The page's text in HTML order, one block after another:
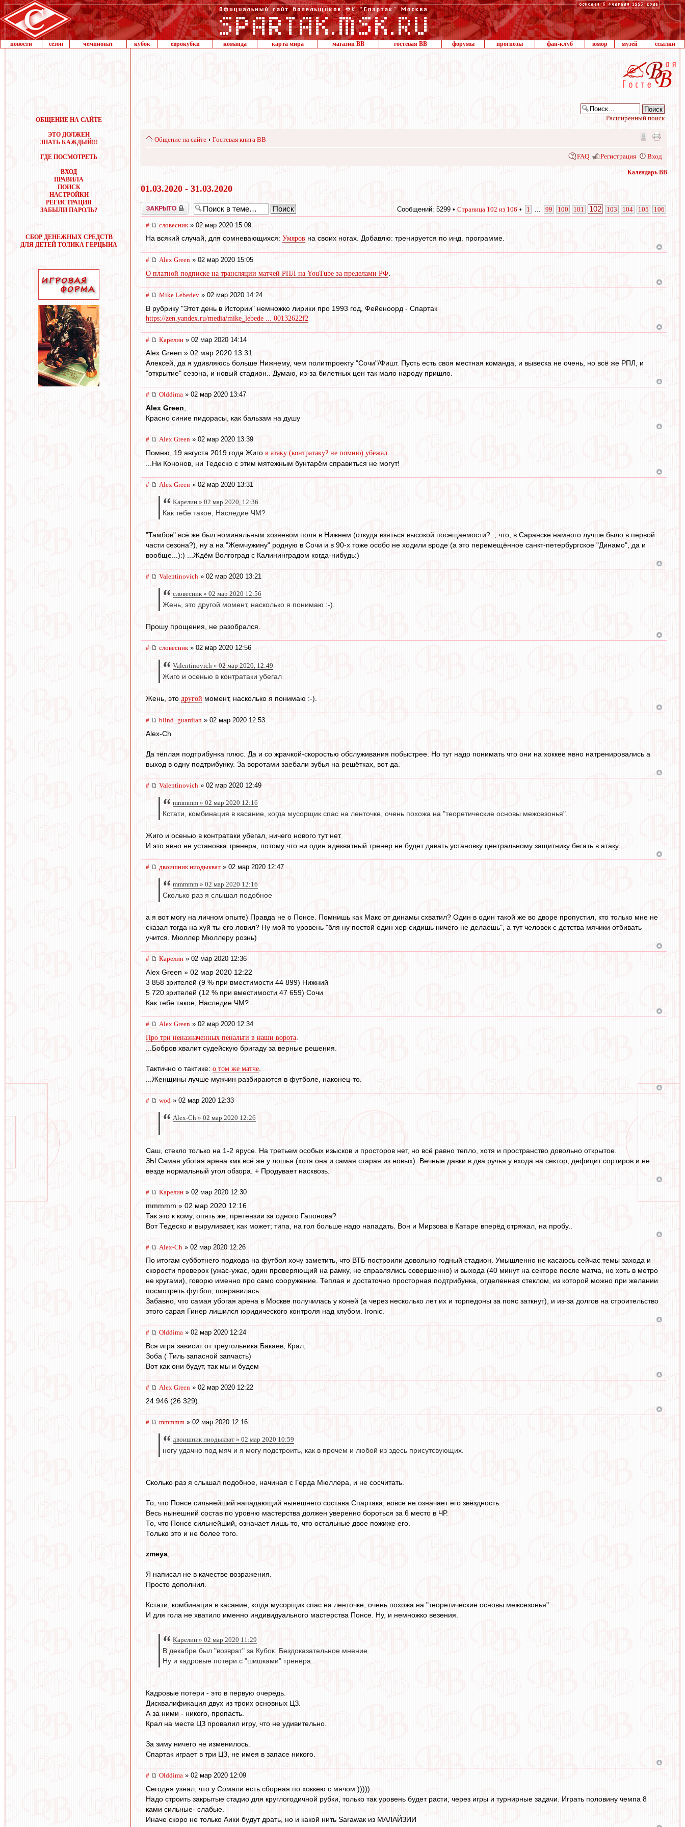
новости сезон чемпионат кубок еврокубки команда карта мира магазин ВВ гостевая ВВ форумы прогнозы фан-клуб юмор музей ссылки
ОБЩЕНИЕ НА САЙТЕ
ЭТО ДОЛЖЕН
ЗНАТЬ КАЖДЫЙ!!!
ГДЕ ПОСМОТРЕТЬ
ВХОД
ПРАВИЛА
ПОИСК
НАСТРОЙКИ
РЕГИСТРАЦИЯ
ЗАБЫЛИ ПАРОЛЬ?
СБОР ДЕНЕЖНЫХ СРЕДСТВ
ДЛЯ ДЕТЕЙ ТОЛИКА ГЕРЦЫНА
Расширенный поиск
Общение на сайте ‹ Гостевая книга ВВ
FAQ Регистрация Вход
Календарь ВВ
01.03.2020 - 31.03.2020
Закрыто Сообщений: 5299 • Страница 102 из 106 • 1 99 100 101 102 103 104 105 106
# словесник » 02 мар 2020 15:09
На всякий случай, для сомневающихся: Умяров на своих ногах. Добавлю: тренируется по инд. программе.
# Alex Green » 02 мар 2020 15:05
О платной подписке на трансляции матчей РПЛ на YouTube за пределами РФ
# Mike Lebedev » 02 мар 2020 14:24
В рубрику "Этот день в Истории" немножко лирики про 1993 год, Фейеноорд - Спартак
https://zen.yandex.ru/media/mike_lebede ... 00132622f2
# Карелин » 02 мар 2020 14:14
Alex Green » 02 мар 2020 13:31
Алексей, да я удивляюсь больше Нижнему, чем политпроекту "Сочи"/Фишт. Пусть есть своя местная команда, и вывеска не очень, но всё же РПЛ, и
"открытие" сезона, и новый стадион.. Думаю, из-за билетных цен так мало народу пришло.
# Olddima » 02 мар 2020 13:47
Alex Green
Красно синие пидорасы, как бальзам на душу
# Alex Green » 02 мар 2020 13:39
Помню, 19 августа 2019 года Жиго в атаку (контратаку? не помню) убежал
...Ни Кононов, ни Тедеско с этим мятежным бунтарём справиться не могут!
# Alex Green » 02 мар 2020 13:31
Карелин » 02 мар 2020, 12:36
Как тебе такое, Наследие ЧМ?
"Тамбов" всё же был номинальным хозяевом поля в Нижнем (откуда взяться высокой посещаемости?..; что, в Саранске намного лучше было в первой
части сезона?), ну а на "Жемчужину" родную в Сочи и в 90-х тоже особо не ходили вроде (а это перемещённое санкт-петербургское "Динамо", да и
вообще...):) ...Ждём Волгоград с Калининградом когда-нибудь:)
# Valentinovich » 02 мар 2020 13:21
словесник » 02 мар 2020 12:56
Жень, это другой момент, насколько я понимаю :-).
Прошу прощения, не разобрался.
# словесник» 02 мар 2020 12:56
Valentinovich » 02 мар 2020, 12:49
Жиго и осенью в контратаки убегал
Жень, это другой момент, насколько я понимаю :-).
# blind_guardian » 02 мар 2020 12:53
Alex-Ch
Да тёплая подтрибунка плюс. Да и со жрачкой-скоростью обслуживания побыстрее. Но тут надо понимать что они на хоккее явно натренировались а
выход в одну подтрибунку. За воротами заебали зубья на решётках, вот да.
# Valentinovich » 02 мар 2020 12:49
mmmmm » 02 мар 2020 12:16
Кстати, комбинация в касание, когда мусорщик спас на ленточке, очень похожа на "теоретические основы межсезонья".
Жиго и осенью в контратаки убегал, ничего нового тут нет.
И это явно не установка тренера, потому что ни один адекватный тренер не будет давать установку центральному защитнику бегать в атаку.
# двоишник ниодыкват » 02 мар 2020 12:47
mmmmm » 02 мар 2020 12:16
Сколько раз я слышал подобное
а я вот могу на личном опыте) Правда не о Понсе. Помнишь как Макс от динамы схватил? Один в один такой же во дворе пропустил, кто только мне не
сказал тогда на хуй ты его ловил? Ну мой то уровень "бля ну постой один хер сидишь ничего не делаешь", а тут человек с детства мячики отбивать
учится. Мюллер Мюллеру рознь)
# Карелин » 02 мар 2020 12:36
Alex Green » 02 мар 2020 12:22
3 858 зрителей (9 % при вместимости 44 899) Нижний
5 720 зрителей (12 % при вместимости 47 659) Сочи
Как тебе такое, Наследие ЧМ?
# Alex Green » 02 мар 2020 12:34
Про три неназначенных пенальти в наши ворота
...Бобров хвалит судейскую бригаду за верные решения.
Тактично о тактике: о том же матче
...Женщины лучше мужчин разбираются в футболе, наконец-то.
# wod » 02 мар 2020 12:33
Alex-Ch » 02 мар 2020 12:26
Саш, стекло только на 1-2 ярусе. На третьем особых изысков и просторов нет, но всё равно тепло, хотя и пространство довольно открытое.
ЗЫ Самая убогая арена кмк всё же у лошья (хотя она и самая старая из новых). Вечные давки в два ручья у входа на сектор, дефицит сортиров и не
везде нормальный угол обзора. + Продувает насквозь.
# Карелин » 02 мар 2020 12:30
mmmmm » 02 мар 2020 12:16
Так это к кому, опять же, претензии за одного Гапонова?
Вот Тедеско и выруливает, как может; типа, на гол больше надо нападать. Вон и Мирзова в Катаре вперёд отряжал, на пробу..
# Alex-Ch » 02 мар 2020 12:26
По итогам субботнего подхода на футбол хочу заметить, что ВТБ построили довольно годный стадион. Умышленно не касаюсь сейчас темы захода и
скорости проверок (ужас-ужас, один проверяющий на рамку, не справлялись совершенно) и выхода (40 минут на секторе после матча, но хоть в метро
не кругами), говорю именно про само сооружение. Теплая и достаточно просторная подтрибунка, отделенная стеклом, из которой можно при желании
посмотреть футбол, понравилась.
Забавно, что самая убогая арена в Москве получилась у коней (а через несколько лет их и торпедоны за пояс заткнут), и из-за долгов на строительство
этого сарая Гинер лишился юридического контроля над клубом. Ironic.
# Olddima » 02 мар 2020 12:24
Вся игра зависит от треугольника Бакаев, Крал,
Зоба ( Тиль запасной запчасть)
Вот как они будут, так мы и будем
# Alex Green » 02 мар 2020 12:22
24 946 (26 329).
# mmmmm » 02 мар 2020 12:16
двоишник ниодыкват » 02 мар 2020 10:59
ногу удачно под мяч и я могу подстроить, как в прочем и любой из здесь присутсвующих.
Сколько раз я слышал подобное, начиная с Герда Мюллера, и не сосчитать.
То, что Понсе сильнейший нападающий нынешнего состава Спартака, вовсе не означает его звёздность.
Весь нынешний состав по уровню мастерства должен уверенно бороться за 6 место в ЧР.
То, что Понсе сильнейший, означает лишь то, что остальные двое пожиже его.
Только это и не более того.
zmeya
Я написал не в качестве возражения.
Просто дополнил.
Кстати, комбинация в касание, когда мусорщик спас на ленточке, очень похожа на "теоретические основы межсезонья".
И для гола не хватило именно индивидуального мастерства Понсе. Ну, и немножко везения.
Карелин » 02 мар 2020 11:29
В декабре был "возврат" за Кубок. Бездоказательное мнение.
Ну и кадровые потери с "шишками" тренера.
Кадровые потери - это в первую очередь.
Дисквалификация двух из троих основных ЦЗ.
А за ними - никого, пропасть.
Крал на месте ЦЗ провалил игру, что не удивительно.
За зиму ничего не изменилось.
Спартак играет в три ЦЗ, не имея в запасе никого.
# Olddima » 02 мар 2020 12:09
Сегодня узнал, что у Сомали есть сборная по хоккею с мячом )))))
Надо строить закрытые стадио для круглогодичной рубки, только так уровень будет расти, через игры и турнирные задачи. Играть половину чемпа 8
ками сильные- слабые.
Иначе скоро не только Аики будут драть, но и какой нить Sarawaк из МАЛАЙЗИИ